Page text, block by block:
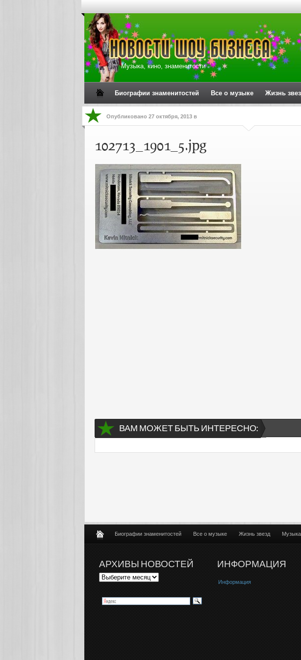
Музыка, кино, знаменитости
Биографии знаменитостей Все о музыке Жизнь
Опубликовано 27 октября, 2013 в
102713_1901_5.jpg
ВАМ МОЖЕТ БЫТЬ ИНТЕРЕСНО:
Биографии знаменитостей Все о музыке Жизнь звезд
АРХИВЫ НОВОСТЕЙ ИНФОРМАЦИЯ
Информация